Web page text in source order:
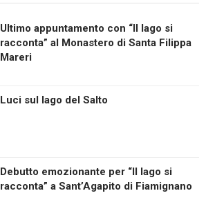
Ultimo appuntamento con “Il lago si
racconta” al Monastero di Santa Filippa
Mareri
Luci sul lago del Salto
Debutto emozionante per “Il lago si
racconta” a Sant’Agapito di Fiamignano